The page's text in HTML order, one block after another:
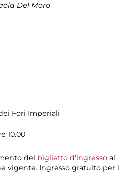
Del Moro
Fori Imperiali
10.00
del biglietto d'ingresso al
vigente. Ingresso gratuito per i